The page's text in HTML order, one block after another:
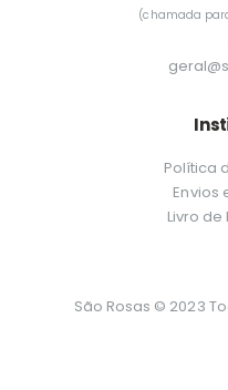
(chamada
Política
Envios
Livro
São Rosas © 2023